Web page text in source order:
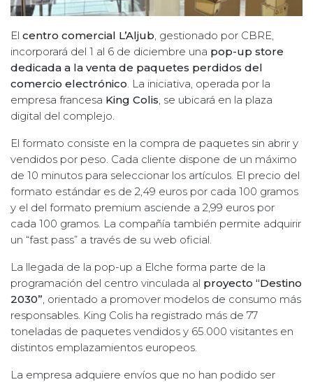
El centro comercial L’Aljub , gestionado por CBRE,
incorporará del 1 al 6 de diciembre una pop-up store
dedicada a la venta de paquetes perdidos del
comercio electrónico . La iniciativa, operada por la
empresa francesa King Colis , se ubicará en la plaza
digital del complejo.
El formato consiste en la compra de paquetes sin abrir y
vendidos por peso. Cada cliente dispone de un máximo
de 10 minutos para seleccionar los artículos. El precio del
formato estándar es de 2,49 euros por cada 100 gramos
y el del formato premium asciende a 2,99 euros por
cada 100 gramos. La compañía también permite adquirir
un “fast pass” a través de su web oficial.
La llegada de la pop-up a Elche forma parte de la
programación del centro vinculada al proyecto “Destino
2030” , orientado a promover modelos de consumo más
responsables. King Colis ha registrado más de 77
toneladas de paquetes vendidos y 65.000 visitantes en
distintos emplazamientos europeos.
La empresa adquiere envíos que no han podido ser